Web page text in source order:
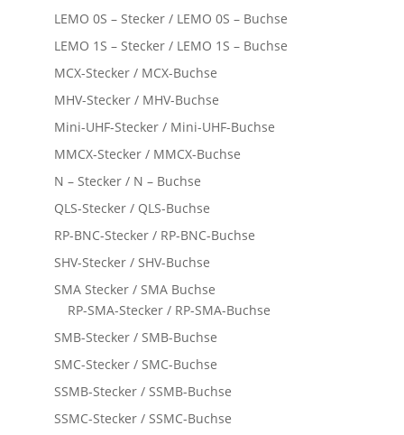
LEMO 0S – Stecker / LEMO 0S – Buchse
LEMO 1S – Stecker / LEMO 1S – Buchse
MCX-Stecker / MCX-Buchse
MHV-Stecker / MHV-Buchse
Mini-UHF-Stecker / Mini-UHF-Buchse
MMCX-Stecker / MMCX-Buchse
N – Stecker / N – Buchse
QLS-Stecker / QLS-Buchse
RP-BNC-Stecker / RP-BNC-Buchse
SHV-Stecker / SHV-Buchse
SMA Stecker / SMA Buchse
RP-SMA-Stecker / RP-SMA-Buchse
SMB-Stecker / SMB-Buchse
SMC-Stecker / SMC-Buchse
SSMB-Stecker / SSMB-Buchse
SSMC-Stecker / SSMC-Buchse